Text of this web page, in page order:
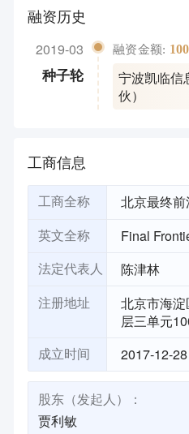
融资历史
2019-03
种子轮
融资金额:
宁波凯临信
伙）
工商信息
工商全称 北京最终
英文全称 Final
法定代表人 陈津林
注册地址
北京市海
层三单元
成立时间 2017-12-28
股东（发起人）：
贾利敏